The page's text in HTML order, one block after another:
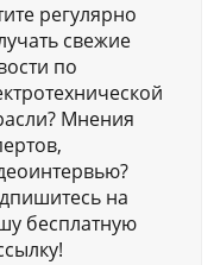
регулярно
свежие
по
Мнения
на
бесплатную